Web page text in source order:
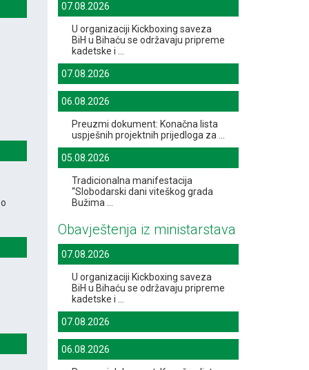
07.08.2026
U organizaciji Kickboxing saveza
BiH u Bihaću se održavaju pripreme
kadetske i ...
07.08.2026
06.08.2026
Preuzmi dokument: Konačna lista
uspješnih projektnih prijedloga za ...
05.08.2026
Tradicionalna manifestacija
“Slobodarski dani viteškog grada
Bužima ...
Obavještenja iz ministarstava
07.08.2026
U organizaciji Kickboxing saveza
BiH u Bihaću se održavaju pripreme
kadetske i ...
07.08.2026
06.08.2026